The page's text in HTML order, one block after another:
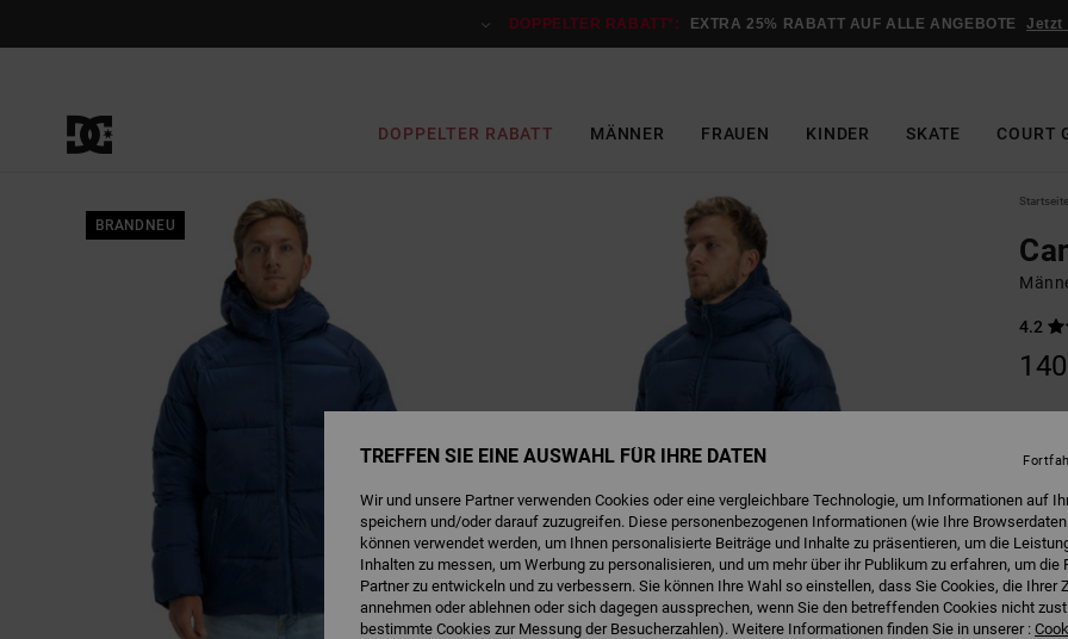
DOPPELTER RABATT*: EXTRA 25% RABATT AUF ALLE ANGEBOTE Jetzt
DOPPELTER RABATT MÄNNER FRAUEN KINDER SKATE COURT
BRANDNEU
Startseite
4.2
XS
TREFFEN SIE EINE AUSWAHL FÜR IHRE DATEN
Wir und unsere Partner verwenden Cookies oder eine vergleichbare Technologie, um Informationen auf
speichern und/oder darauf zuzugreifen. Diese personenbezogenen Informationen (wie Ihre
können verwendet werden, um Ihnen personalisierte Beiträge und Inhalte zu präsentieren, um die
Inhalten zu messen, um Werbung zu personalisieren, und um mehr über ihr Publikum zu erfahren, um die
Partner zu entwickeln und zu verbessern. Sie können Ihre Wahl so einstellen, dass Sie Cookies, die Ihrer
annehmen oder ablehnen oder sich dagegen aussprechen, wenn Sie den betreffenden Cookies nicht
bestimmte Cookies zur Messung der Besucherzahlen). Weitere Informationen finden Sie in unserer :